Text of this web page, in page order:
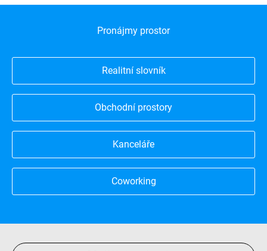
Pronájmy prostor
Realitní slovník
Obchodní prostory
Kanceláře
Coworking